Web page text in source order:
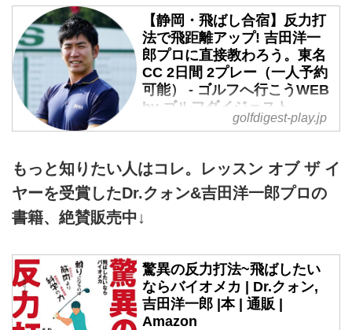
2019年11月27日～11月29日 羽
田・中部・伊丹発着 添乗員同
行 1名様より受付2019年ゴルフ
ダイジェストアワードで「レッス
ン オブ ザ イヤー」に輝いた吉田
洋一郎プロ。話題の反力打法を体
験&マスターする「飛距離アップ
&上達合宿」を開催します。地面
るコツを吉田プロから直接教えて
もらえる貴重な3日間です。宮崎
トを拠点にレッスン&3プレー。
ください。[ツアーコード G-
10759 吉田プロ合宿宮崎...
【静岡・飛ばし合宿】反力打
法で飛距離アップ! 吉田洋一
郎プロに直接教わろう。東名
CC 2日間 2プレー（一人予約
可能） - ゴルフへ行こうWEB
by ゴルフダイジェスト
2019年10月3日～10月4日 東京
1名様より受付2019年ゴルフダイ
ジェストアワードで、今年度の
「レッスン オブ ザ イヤー」に輝
いた吉田洋一郎プロによる初の
す。地面を踏んで飛ばしのエネル
ギーを得るという話題の反力打法
を吉田プロから直接教えてもらえ
る貴重な2日間。合宿会場は、女
golfdigest-play.jp
もっと知りたい人はコレ。レッスン オブ ザ イ
ヤーを受賞したDr.クォン&吉田洋一郎プロの
書籍、絶賛販売中↓
驚異の反力打法~飛ばしたい
ならバイオメカ | Dr.クォン,
吉田洋一郎 |本 | 通販 |
Amazon